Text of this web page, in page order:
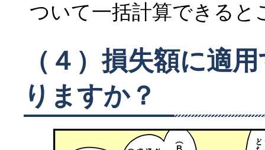
ついて一括計算できると
（４）損失額に適
りますか？